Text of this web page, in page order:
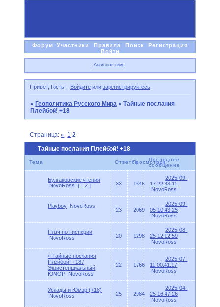
Форум Участники Правила Поиск
Регистрация
Войти
Активные темы
Привет, Гость! Войдитеили зарегистрируйтесь.
»Геополитика Русского Мира »Тайные послания
Плейбой! +18
Тайные послания Плейбой! +18
Страница:« 1 2
Тема ОтветовПросмотров
Последнее
сообщение
Булгаковские чтения
NovoRoss
[ 1 2 ] 33 1645
2025-09-
17 22:33:11
NovoRoss
Playboy NovoRoss
23 2069
2025-09-
05 10:43:25
NovoRoss
Плач по Гисперии
NovoRoss
20 1298
2025-08-
25 12:12:59
NovoRoss
» Тайные послания
Плейбой! +18 /
Экзистенциальный
ЮМОР NovoRoss
22 1766
2025-07-
11 00:41:17
NovoRoss
Услады и Юмор (+18)
NovoRoss
25 2984
2025-04-
25 16:47:26
NovoRoss